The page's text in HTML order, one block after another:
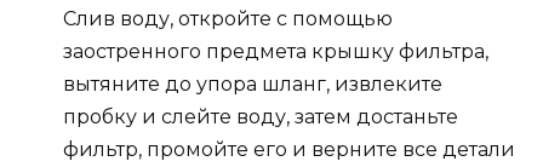
Слив воду, откройте с помощью
заостренного предмета крышку фильтра,
вытяните до упора шланг, извлеките
пробку и слейте воду, затем достаньте
фильтр, промойте его и верните все детали